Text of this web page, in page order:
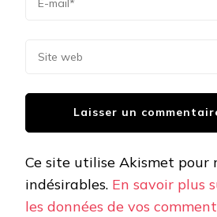
Ce site utilise Akismet pour
indésirables. En savoir plus
les données de vos